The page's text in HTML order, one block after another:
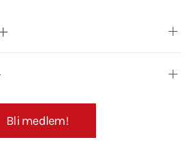
Bli medlem!